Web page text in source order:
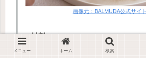
画像元：BALMUDA公式サイト
●材料●
メニュー ホーム 検索